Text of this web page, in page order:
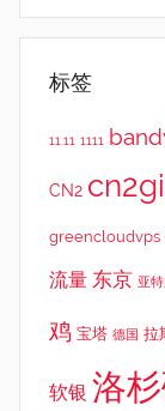
标签
11.11 1111
CN2
greencloudvps
流量 东京 亚
鸡 宝塔 德国 拉
软银 洛